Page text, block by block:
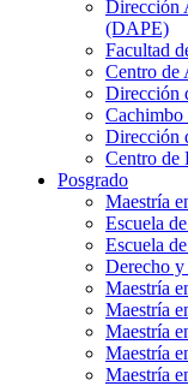
Dirección
(DAPE)
Facultad
Centro de
Dirección
Dirección
Centro de
Posgrado
Maestría
Escuela
Escuela
Derecho y
Maestría
Maestría
Maestría
Maestría
Maestría